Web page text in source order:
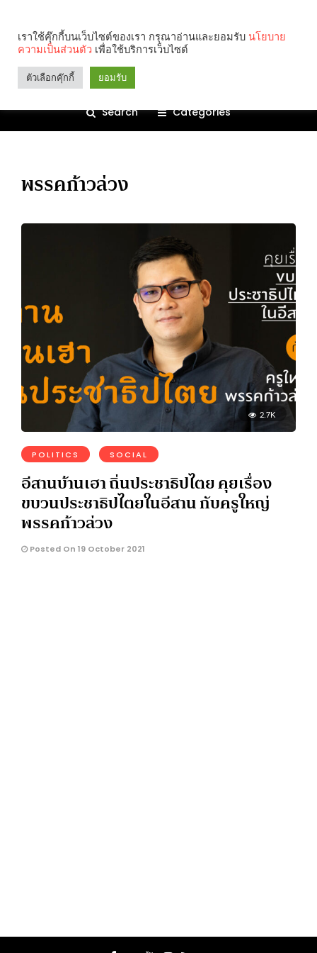
Search Categories
พรรคก้าวล่วง
2.7K
POLITICS SOCIAL
อีสานบ้านเฮา ถิ่นประชาธิปไตย คุยเรื่อง
ขบวนประชาธิปไตยในอีสาน กับครูใหญ่
พรรคก้าวล่วง
Posted On 19 October 2021
เราใช้คุ๊กกี้บนเว็บไซต์ของเรา กรุณาอ่านและยอมรับ นโยบาย
ความเป็นส่วนตัว เพื่อใช้บริการเว็บไซต์
ตัวเลือกคุ๊กกี้ ยอมรับ